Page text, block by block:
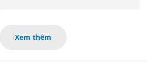
Xem thêm